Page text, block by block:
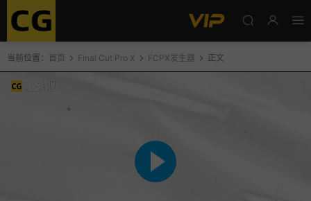
当前位置： 首页 Final Cut Pro X FCPX发生器 正文